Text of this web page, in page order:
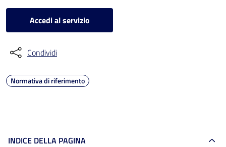
Accedi al servizio
Condividi
Normativa di riferimento
INDICE DELLA PAGINA